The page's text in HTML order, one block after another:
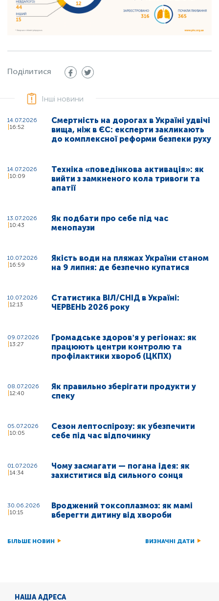
Поділитися
Інші новини
14.07.2026
16:52
Смертність на дорогах в Україні удвічі
вища, ніж в ЄС: експерти закликають
до комплексної реформи безпеки руху
14.07.2026
10:09
Техніка «поведінкова активація»: як
вийти з замкненого кола тривоги та
апатії
13.07.2026
10:43
Як подбати про себе під час
менопаузи
10.07.2026
16:59
Якість води на пляжах України станом
на 9 липня: де безпечно купатися
10.07.2026
12:13
Статистика ВІЛ/СНІД в Україні:
ЧЕРВЕНЬ 2026 року
09.07.2026
13:27
Громадське здоровʼя у регіонах: як
працюють центри контролю та
профілактики хвороб (ЦКПХ)
08.07.2026
12:40
Як правильно зберігати продукти у
спеку
05.07.2026
10:05
Сезон лептоспірозу: як убезпечити
себе під час відпочинку
01.07.2026
14:34
Чому засмагати — погана ідея: як
захиститися від сильного сонця
30.06.2026
10:15
Вроджений токсоплазмоз: як мамі
вберегти дитину від хвороби
БІЛЬШЕ НОВИН ВИЗНАЧНІ ДАТИ
НАША АДРЕСА